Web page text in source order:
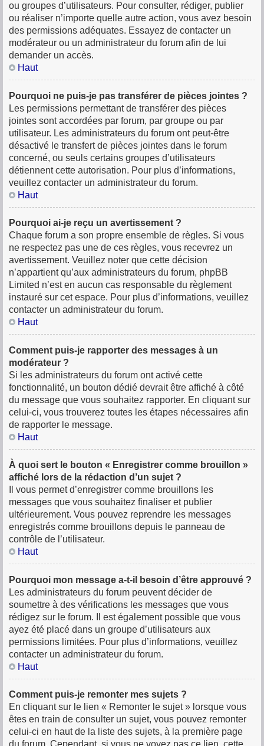
ou groupes d’utilisateurs. Pour consulter, rédiger, publier
ou réaliser n’importe quelle autre action, vous avez besoin
des permissions adéquates. Essayez de contacter un
modérateur ou un administrateur du forum afin de lui
demander un accès.
Haut
Pourquoi ne puis-je pas transférer de pièces jointes ?
Les permissions permettant de transférer des pièces
jointes sont accordées par forum, par groupe ou par
utilisateur. Les administrateurs du forum ont peut-être
désactivé le transfert de pièces jointes dans le forum
concerné, ou seuls certains groupes d’utilisateurs
détiennent cette autorisation. Pour plus d’informations,
veuillez contacter un administrateur du forum.
Haut
Pourquoi ai-je reçu un avertissement ?
Chaque forum a son propre ensemble de règles. Si vous
ne respectez pas une de ces règles, vous recevrez un
avertissement. Veuillez noter que cette décision
n’appartient qu’aux administrateurs du forum, phpBB
Limited n’est en aucun cas responsable du règlement
instauré sur cet espace. Pour plus d’informations, veuillez
contacter un administrateur du forum.
Haut
Comment puis-je rapporter des messages à un
modérateur ?
Si les administrateurs du forum ont activé cette
fonctionnalité, un bouton dédié devrait être affiché à côté
du message que vous souhaitez rapporter. En cliquant sur
celui-ci, vous trouverez toutes les étapes nécessaires afin
de rapporter le message.
Haut
À quoi sert le bouton « Enregistrer comme brouillon »
affiché lors de la rédaction d’un sujet ?
Il vous permet d’enregistrer comme brouillons les
messages que vous souhaitez finaliser et publier
ultérieurement. Vous pouvez reprendre les messages
enregistrés comme brouillons depuis le panneau de
contrôle de l’utilisateur.
Haut
Pourquoi mon message a-t-il besoin d’être approuvé ?
Les administrateurs du forum peuvent décider de
soumettre à des vérifications les messages que vous
rédigez sur le forum. Il est également possible que vous
ayez été placé dans un groupe d’utilisateurs aux
permissions limitées. Pour plus d’informations, veuillez
contacter un administrateur du forum.
Haut
Comment puis-je remonter mes sujets ?
En cliquant sur le lien « Remonter le sujet » lorsque vous
êtes en train de consulter un sujet, vous pouvez remonter
celui-ci en haut de la liste des sujets, à la première page